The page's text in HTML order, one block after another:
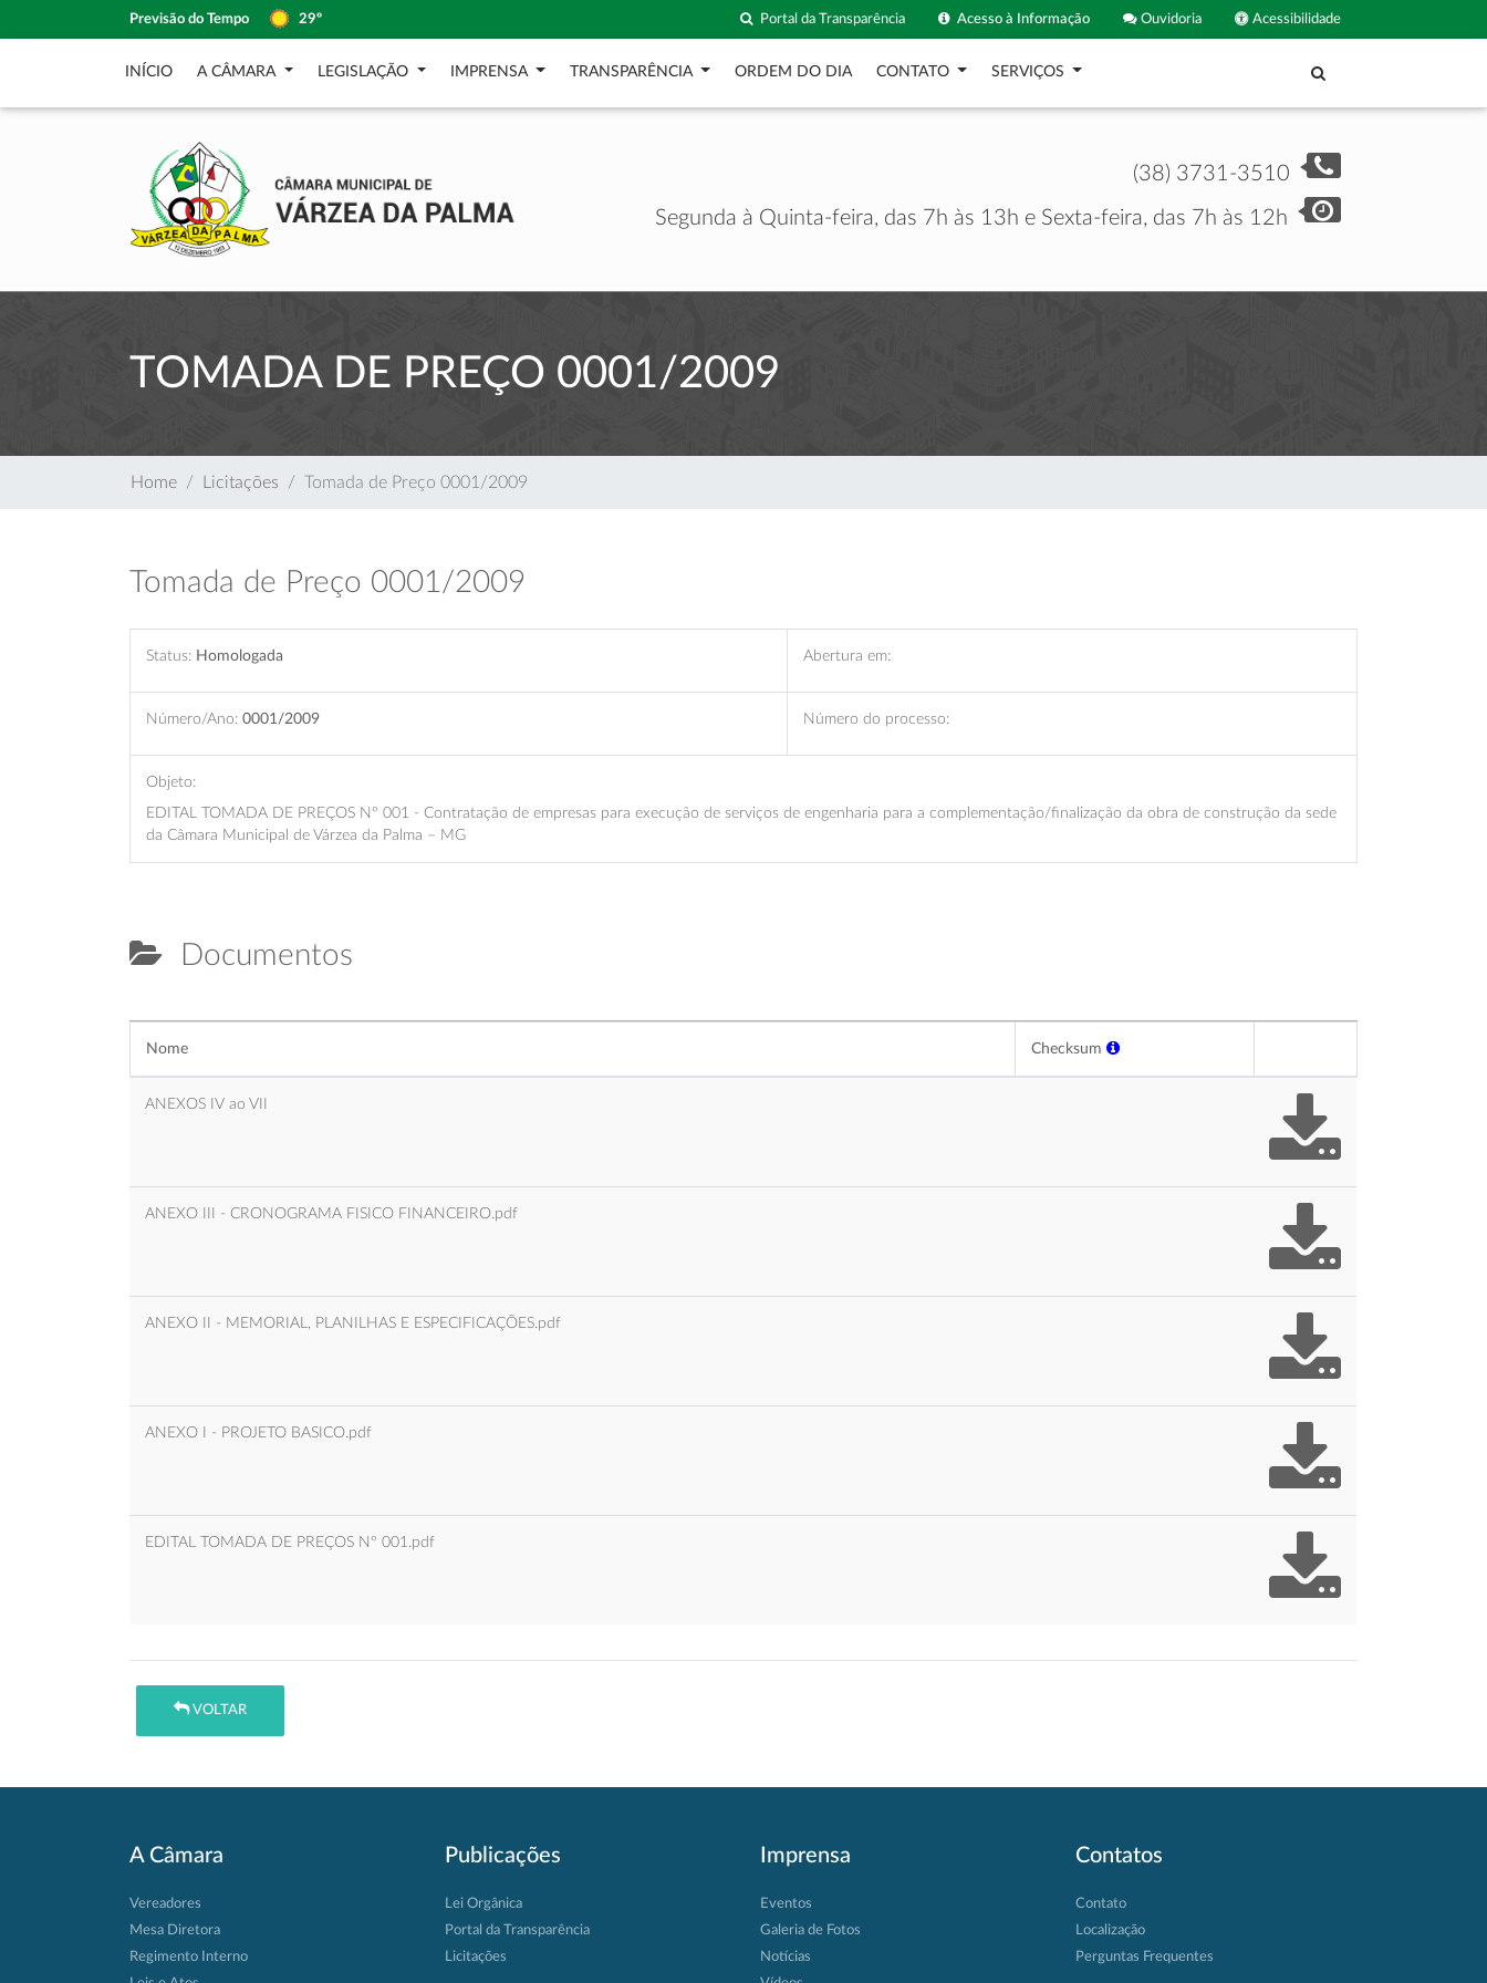
Previsão do Tempo 29º Acessibilidade
Ouvidoria
Acesso à Informação
Portal da Transparência
INÍCIO A CÂMARA LEGISLAÇÃO IMPRENSA TRANSPARÊNCIA ORDEM DO DIA CONTATO SERVIÇOS
(38) 3731-3510
Segunda à Quinta-feira, das 7h às 13h e Sexta-feira, das 7h às 12h
TOMADA DE PREÇO 0001/2009
Home Licitações Tomada de Preço 0001/2009
Tomada de Preço 0001/2009
Status: Homologada Abertura em:
Número/Ano: 0001/2009 Número do processo:
Objeto:
EDITAL TOMADA DE PREÇOS Nº 001 - Contratação de empresas para execução de serviços de engenharia para a complementação/finalização da obra de construção da sede
da Câmara Municipal de Várzea da Palma – MG
Documentos
Nome Checksum
ANEXOS IV ao VII
ANEXO III - CRONOGRAMA FISICO FINANCEIRO.pdf
ANEXO II - MEMORIAL, PLANILHAS E ESPECIFICAÇÕES.pdf
ANEXO I - PROJETO BASICO.pdf
EDITAL TOMADA DE PREÇOS Nº 001.pdf
VOLTAR
A Câmara
Vereadores
Mesa Diretora
Regimento Interno
Publicações
Lei Orgânica
Portal da Transparência
Licitações
Imprensa
Eventos
Galeria de Fotos
Notícias
Contatos
Contato
Localização
Perguntas Frequentes